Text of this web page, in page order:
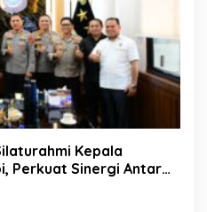
Kepala
Perkuat Sinergi Antar